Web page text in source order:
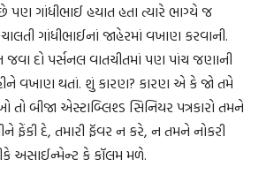
ગાંધીભાઈ હયાત હતા ત્યારે ભાગ્યે જ
ગાંધીભાઈનાં જાહેરમાં વખાણ કરવાની.
જવા દો પર્સનલ વાતચીતમાં પણ પાંચ જણાની
વખાણ થતાં. શું કારણ? કારણ એ કે જો તમે
તો બીજા એસ્ટાબ્લિશ્ડ સિનિયર પત્રકારો તમને
ફેંકી દે, તમારી ફૅવર ન કરે, ન તમને નોકરી
અસાઈન્મેન્ટ કે કૉલમ મળે.